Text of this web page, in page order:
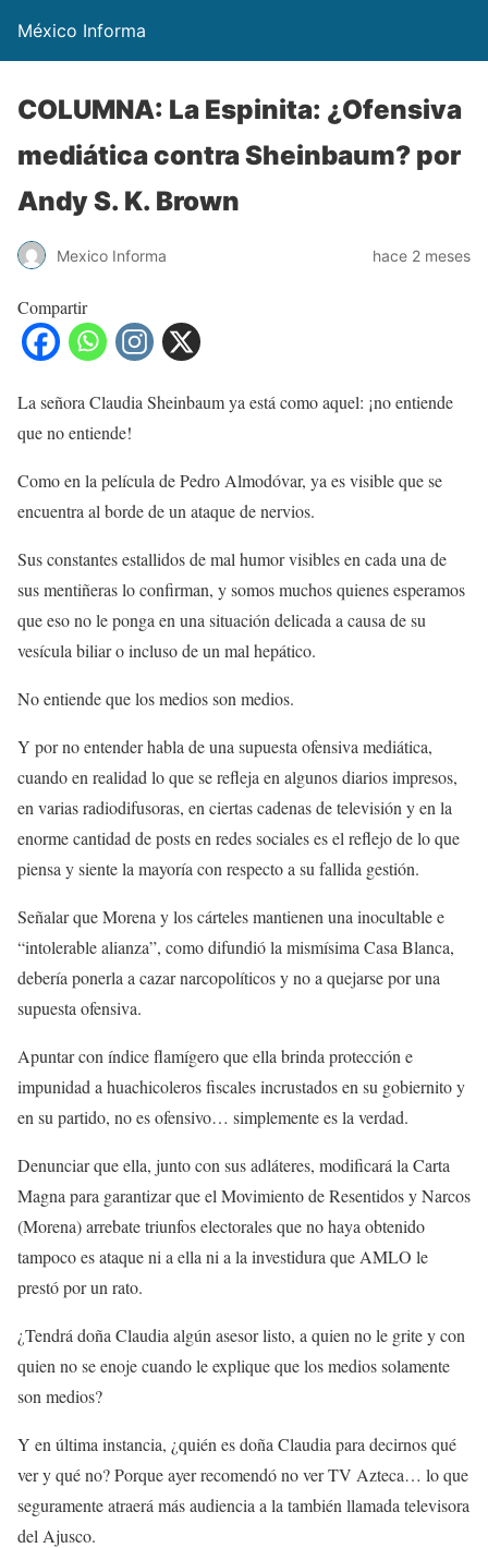
México Informa
COLUMNA: La Espinita: ¿Ofensiva
mediática contra Sheinbaum? por
Andy S. K. Brown
Mexico Informa hace 2 meses
Compartir
La señora Claudia Sheinbaum ya está como aquel: ¡no entiende
que no entiende!
Como en la película de Pedro Almodóvar, ya es visible que se
encuentra al borde de un ataque de nervios.
Sus constantes estallidos de mal humor visibles en cada una de
sus mentiñeras lo confirman, y somos muchos quienes esperamos
que eso no le ponga en una situación delicada a causa de su
vesícula biliar o incluso de un mal hepático.
No entiende que los medios son medios.
Y por no entender habla de una supuesta ofensiva mediática,
cuando en realidad lo que se refleja en algunos diarios impresos,
en varias radiodifusoras, en ciertas cadenas de televisión y en la
enorme cantidad de posts en redes sociales es el reflejo de lo que
piensa y siente la mayoría con respecto a su fallida gestión.
Señalar que Morena y los cárteles mantienen una inocultable e
“intolerable alianza”, como difundió la mismísima Casa Blanca,
debería ponerla a cazar narcopolíticos y no a quejarse por una
supuesta ofensiva.
Apuntar con índice flamígero que ella brinda protección e
impunidad a huachicoleros fiscales incrustados en su gobiernito y
en su partido, no es ofensivo… simplemente es la verdad.
Denunciar que ella, junto con sus adláteres, modificará la Carta
Magna para garantizar que el Movimiento de Resentidos y Narcos
(Morena) arrebate triunfos electorales que no haya obtenido
tampoco es ataque ni a ella ni a la investidura que AMLO le
prestó por un rato.
¿Tendrá doña Claudia algún asesor listo, a quien no le grite y con
quien no se enoje cuando le explique que los medios solamente
son medios?
Y en última instancia, ¿quién es doña Claudia para decirnos qué
ver y qué no? Porque ayer recomendó no ver TV Azteca… lo que
seguramente atraerá más audiencia a la también llamada televisora
del Ajusco.